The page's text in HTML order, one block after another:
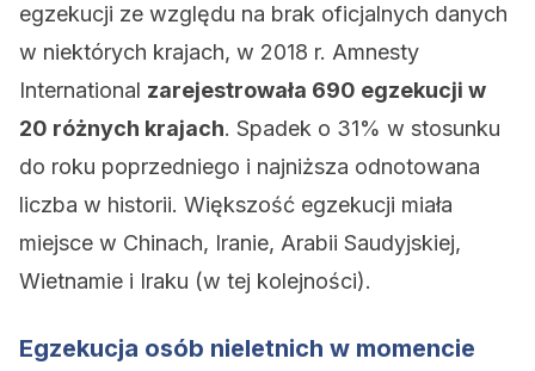
egzekucji ze względu na brak oficjalnych danych
w niektórych krajach, w 2018 r. Amnesty
International zarejestrowała 690 egzekucji w
20 różnych krajach. Spadek o 31% w stosunku
do roku poprzedniego i najniższa odnotowana
liczba w historii. Większość egzekucji miała
miejsce w Chinach, Iranie, Arabii Saudyjskiej,
Wietnamie i Iraku (w tej kolejności).
Egzekucja osób nieletnich w momencie